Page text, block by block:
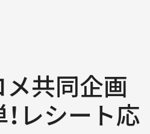
共同企画
レシート応